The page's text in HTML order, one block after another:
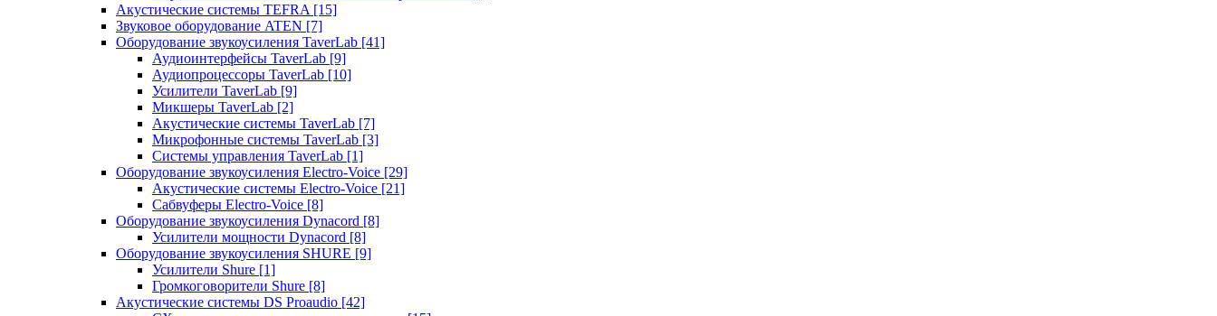
Акустические системы TEFRA [15]
Звуковое оборудование ATEN [7]
Оборудование звукоусиления TaverLab [41]
Аудиоинтерфейсы TaverLab [9]
Аудиопроцессоры TaverLab [10]
Усилители TaverLab [9]
Микшеры TaverLab [2]
Акустические системы TaverLab [7]
Микрофонные системы TaverLab [3]
Системы управления TaverLab [1]
Оборудование звукоусиления Electro-Voice [29]
Акустические системы Electro-Voice [21]
Сабвуферы Electro-Voice [8]
Оборудование звукоусиления Dynacord [8]
Усилители мощности Dynacord [8]
Оборудование звукоусиления SHURE [9]
Усилители Shure [1]
Громкоговорители Shure [8]
Акустические системы DS Proaudio [42]